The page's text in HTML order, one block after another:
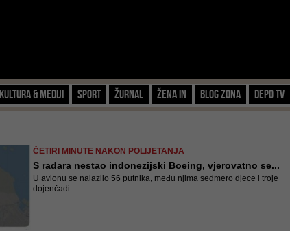
Kultura & Mediji Sport Žurnal Žena IN Blog zona Depo TV
ČETIRI MINUTE NAKON POLIJETANJA
S radara nestao indonezijski Boeing, vjerovatno se...
U avionu se nalazilo 56 putnika, među njima sedmero djece i troje
dojenčadi